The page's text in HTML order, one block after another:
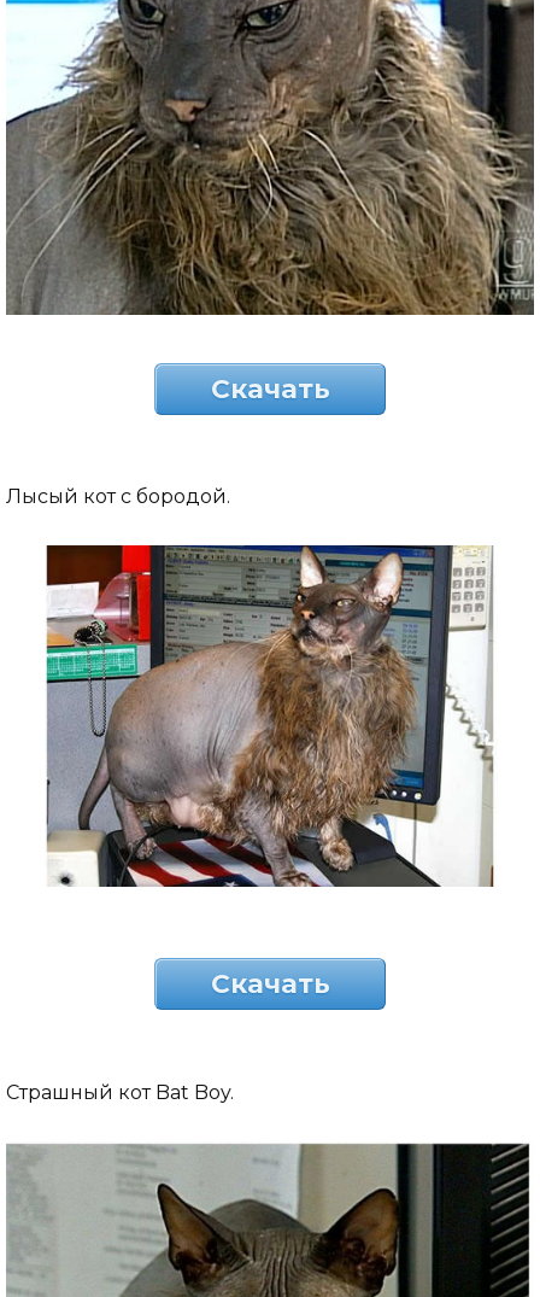
Скачать
Лысый кот с бородой.
Скачать
Страшный кот Bat Boy.